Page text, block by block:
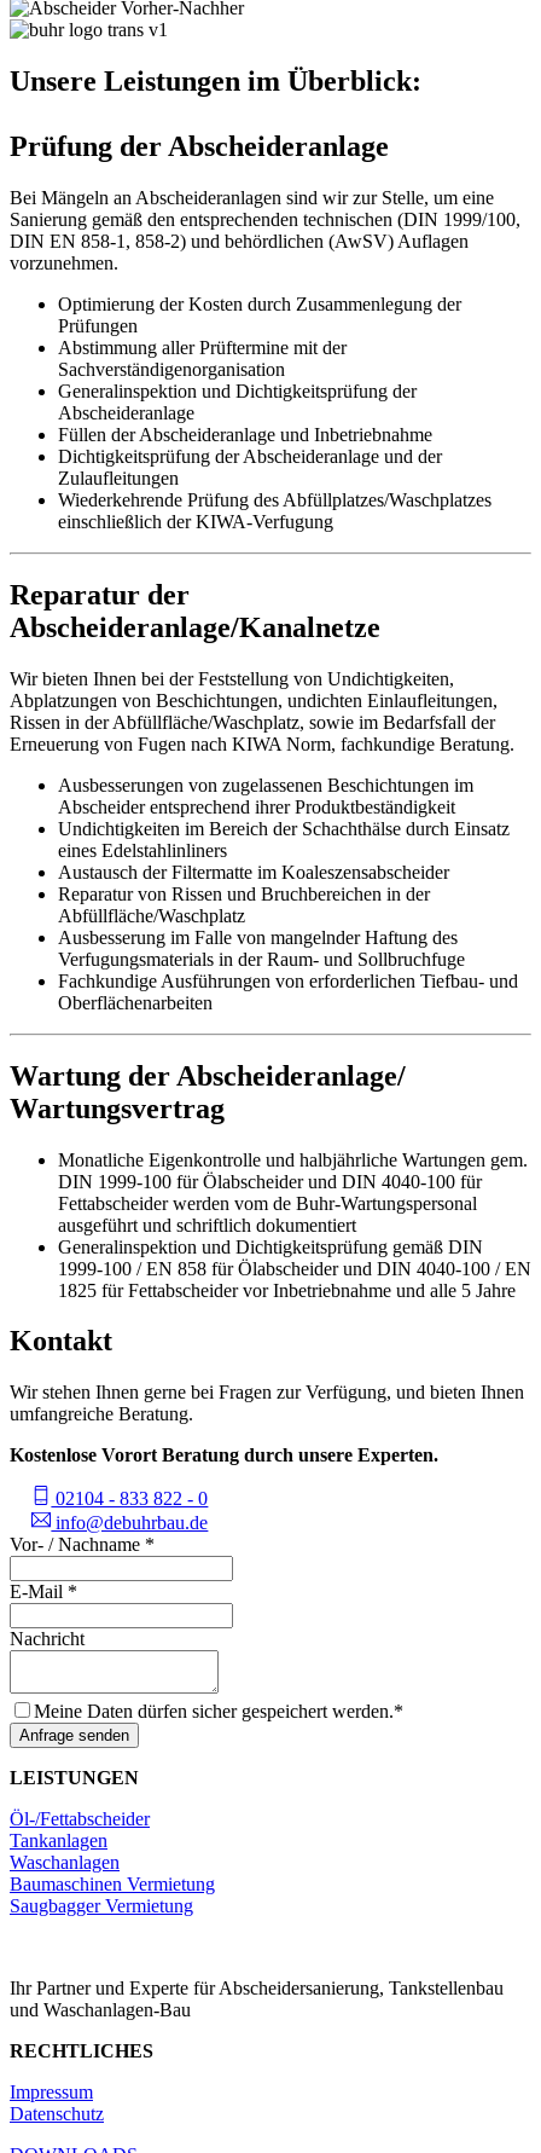
Unsere Leistungen im Überblick:
Prüfung der Abscheideranlage
Bei Mängeln an Abscheideranlagen sind wir zur Stelle, um eine
Sanierung gemäß den entsprechenden technischen (DIN 1999/100,
DIN EN 858-1, 858-2) und behördlichen (AwSV) Auflagen
vorzunehmen.
Optimierung der Kosten durch Zusammenlegung der
Prüfungen
Abstimmung aller Prüftermine mit der
Sachverständigenorganisation
Generalinspektion und Dichtigkeitsprüfung der
Abscheideranlage
Füllen der Abscheideranlage und Inbetriebnahme
Dichtigkeitsprüfung der Abscheideranlage und der
Zulaufleitungen
Wiederkehrende Prüfung des Abfüllplatzes/Waschplatzes
einschließlich der KIWA-Verfugung
Reparatur der
Abscheideranlage/Kanalnetze
Wir bieten Ihnen bei der Feststellung von Undichtigkeiten,
Abplatzungen von Beschichtungen, undichten Einlaufleitungen,
Rissen in der Abfüllfläche/Waschplatz, sowie im Bedarfsfall der
Erneuerung von Fugen nach KIWA Norm, fachkundige Beratung.
Ausbesserungen von zugelassenen Beschichtungen im
Abscheider entsprechend ihrer Produktbeständigkeit
Undichtigkeiten im Bereich der Schachthälse durch Einsatz
eines Edelstahlinliners
Austausch der Filtermatte im Koaleszensabscheider
Reparatur von Rissen und Bruchbereichen in der
Abfüllfläche/Waschplatz
Ausbesserung im Falle von mangelnder Haftung des
Verfugungsmaterials in der Raum- und Sollbruchfuge
Fachkundige Ausführungen von erforderlichen Tiefbau- und
Oberflächenarbeiten
Wartung der Abscheideranlage/
Wartungsvertrag
Monatliche Eigenkontrolle und halbjährliche Wartungen gem.
DIN 1999-100 für Ölabscheider und DIN 4040-100 für
Fettabscheider werden vom de Buhr-Wartungspersonal
ausgeführt und schriftlich dokumentiert
Generalinspektion und Dichtigkeitsprüfung gemäß DIN
1999-100 / EN 858 für Ölabscheider und DIN 4040-100 / EN
1825 für Fettabscheider vor Inbetriebnahme und alle 5 Jahre
Kontakt
Wir stehen Ihnen gerne bei Fragen zur Verfügung, und bieten Ihnen
umfangreiche Beratung.
Kostenlose Vorort Beratung durch unsere Experten.
02104 - 833 822 - 0
info@debuhrbau.de
Vor- / Nachname *
E-Mail *
Nachricht
Meine Daten dürfen sicher gespeichert werden.*
Anfrage senden
LEISTUNGEN
Öl-/Fettabscheider
Tankanlagen
Waschanlagen
Baumaschinen Vermietung
Saugbagger Vermietung
Ihr Partner und Experte für Abscheidersanierung, Tankstellenbau
und Waschanlagen-Bau
RECHTLICHES
Impressum
Datenschutz